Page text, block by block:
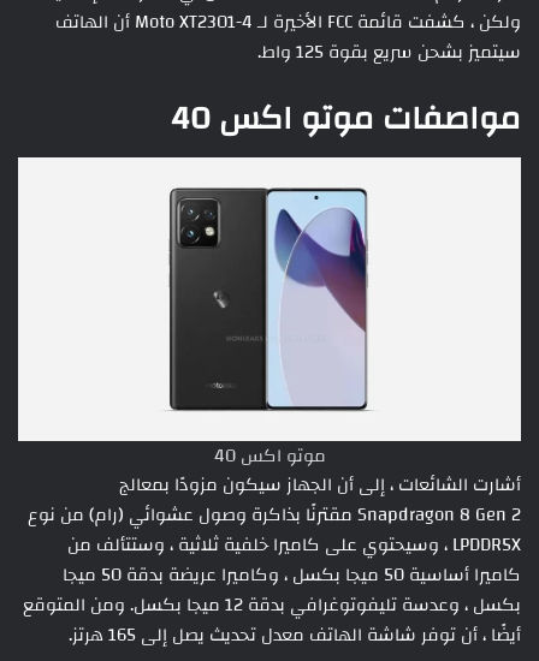
ولكن ، كشفت قائمة FCC الأخيرة لـ Moto XT2301-4 أن الهاتف
سيتميز بشحن سريع بقوة 125 واط.
مواصفات موتو اكس 40
موتو اكس 40
أشارت الشائعات ، إلى أن الجهاز سيكون مزودًا بمعالج
Snapdragon 8 Gen 2 مقترنًا بذاكرة وصول عشوائي (رام) من نوع
LPDDR5X ، وسيحتوي على كاميرا خلفية ثلاثية ، وستتألف من
كاميرا أساسية 50 ميجا بكسل ، وكاميرا عريضة بدقة 50 ميجا
بكسل ، وعدسة تليفوتوغرافي بدقة 12 ميجا بكسل. ومن المتوقع
أيضًا ، أن توفر شاشة الهاتف معدل تحديث يصل إلى 165 هرتز.